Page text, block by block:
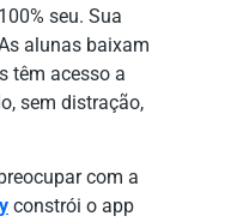
seu. Sua
alunas baixam
têm acesso a
sem distração,
com a
constrói o app